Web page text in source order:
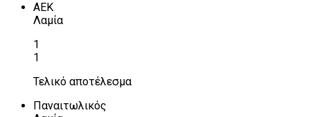
ΑΕΚ
Λαμία
1
1
Τελικό αποτέλεσμα
Παναιτωλικός